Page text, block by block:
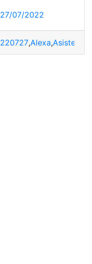
27/07/2022
220727,Alexa,Asistente